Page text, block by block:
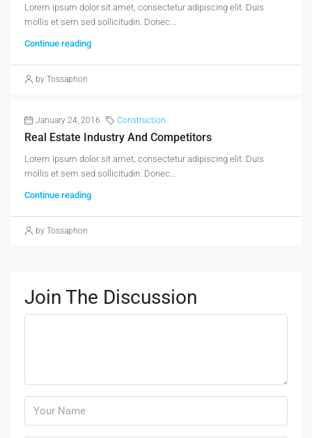
Lorem ipsum dolor sit amet, consectetur adipiscing elit. Duis
mollis et sem sed sollicitudin. Donec...
Continue reading
by Tossaphon
January 24, 2016 Construction
Real Estate Industry And Competitors
Lorem ipsum dolor sit amet, consectetur adipiscing elit. Duis
mollis et sem sed sollicitudin. Donec...
Continue reading
by Tossaphon
Join The Discussion